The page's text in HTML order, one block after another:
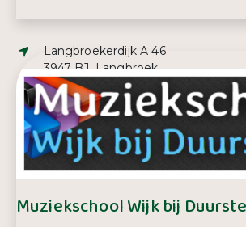
Adres:
Langbroekerdijk A 46
3947 BJ, Langbroek
E-mailadres:
info@deschrijn.nl
Telefoonnummer:
0343 56 28 29
Muziekschool Wijk bij